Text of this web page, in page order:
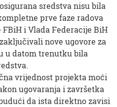
sredstva nisu bila
prve faze radova
FBiH i Vlada Federacije BiH
nove ugovore za
u datom trenutku bila
vrijednost projekta moći
ugovaranja i završetka
da ista direktno zavisi